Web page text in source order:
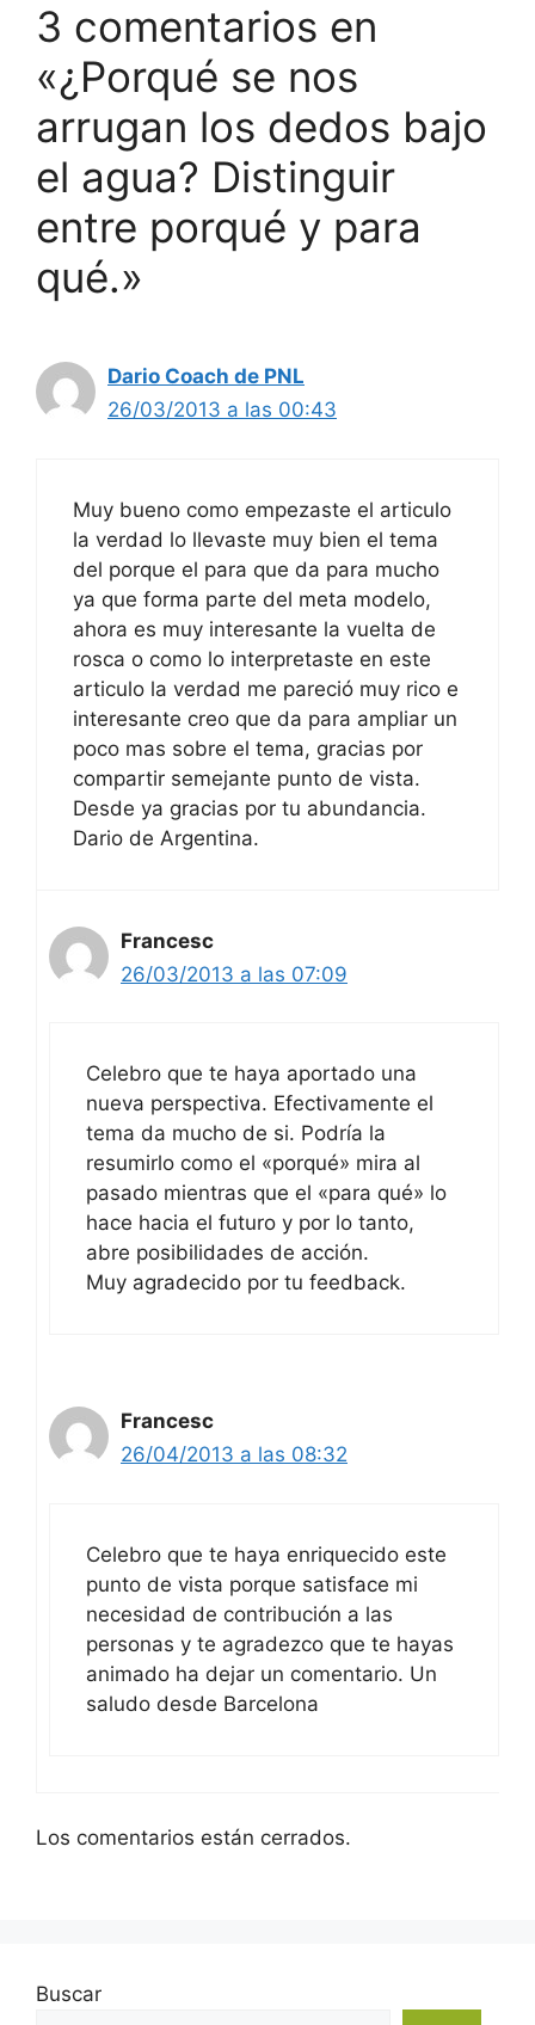
3 comentarios en
«¿Porqué se nos
arrugan los dedos bajo
el agua? Distinguir
entre porqué y para
qué.»
Dario Coach de PNL
26/03/2013 a las 00:43
Muy bueno como empezaste el articulo
la verdad lo llevaste muy bien el tema
del porque el para que da para mucho
ya que forma parte del meta modelo,
ahora es muy interesante la vuelta de
rosca o como lo interpretaste en este
articulo la verdad me pareció muy rico e
interesante creo que da para ampliar un
poco mas sobre el tema, gracias por
compartir semejante punto de vista.
Desde ya gracias por tu abundancia.
Dario de Argentina.
Francesc
26/03/2013 a las 07:09
Celebro que te haya aportado una
nueva perspectiva. Efectivamente el
tema da mucho de si. Podría la
resumirlo como el «porqué» mira al
pasado mientras que el «para qué» lo
hace hacia el futuro y por lo tanto,
abre posibilidades de acción.
Muy agradecido por tu feedback.
Francesc
26/04/2013 a las 08:32
Celebro que te haya enriquecido este
punto de vista porque satisface mi
necesidad de contribución a las
personas y te agradezco que te hayas
animado ha dejar un comentario. Un
saludo desde Barcelona
Los comentarios están cerrados.
Buscar